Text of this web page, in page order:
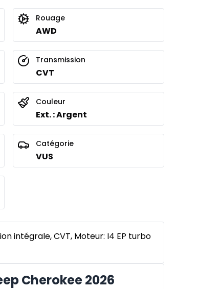
Rouage
AWD
Transmission
CVT
Couleur
Ext. : Argent
Catégorie
VUS
intégrale, CVT, Moteur: I4 EP turbo
Cherokee 2026